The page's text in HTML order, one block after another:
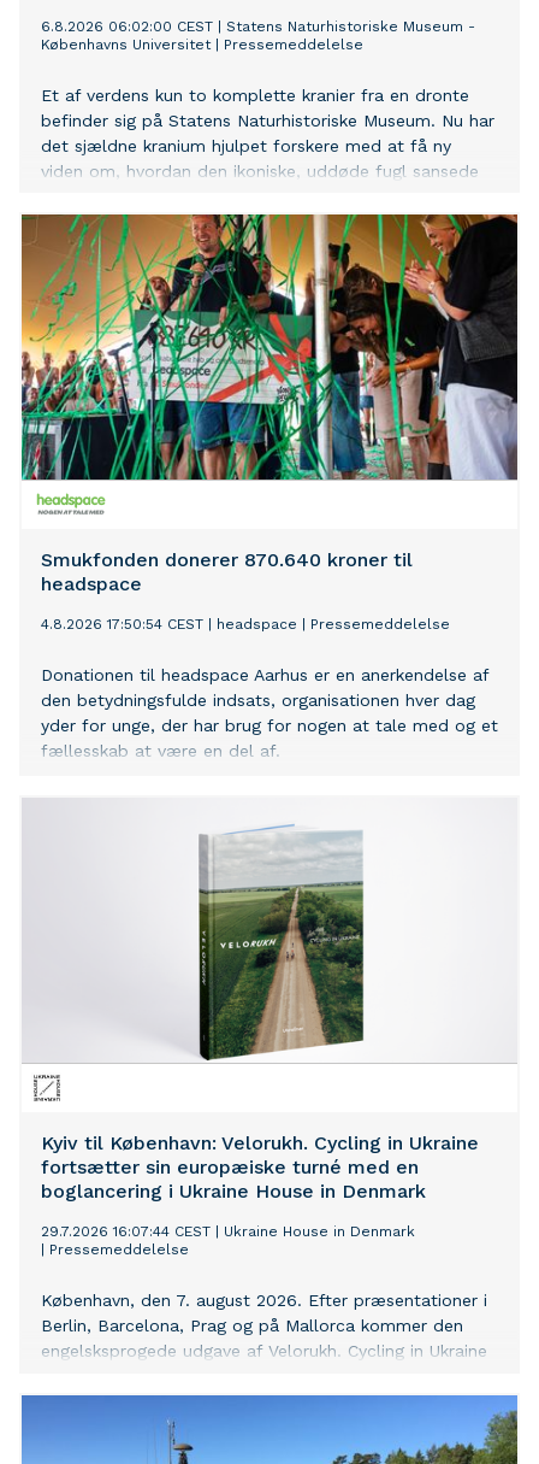
6.8.2026 06:02:00 CEST
Statens Naturhistoriske Museum -
Københavns Universitet| Pressemeddelelse
Et af verdens kun to komplette kranier fra en dronte
befinder sig på Statens Naturhistoriske Museum. Nu har
det sjældne kranium hjulpet forskere med at få ny
viden om, hvordan den ikoniske, uddøde fugl sansede
Smukfonden donerer 870.640 kroner til
headspace
4.8.2026 17:50:54 CEST headspace Pressemeddelelse
Donationen til headspace Aarhus er en anerkendelse af
den betydningsfulde indsats, organisationen hver dag
yder for unge, der har brug for nogen at tale med og et
fællesskab at være en del af.
Kyiv til København: Velorukh. Cycling in Ukraine
fortsætter sin europæiske turné med en
boglancering i Ukraine House in Denmark
29.7.2026 16:07:44 CEST
Ukraine House in Denmark
Pressemeddelelse
København, den 7. august 2026. Efter præsentationer i
Berlin, Barcelona, Prag og på Mallorca kommer den
engelsksprogede udgave af Velorukh. Cycling in Ukraine
Arrangementet finder sted i Ukraine House in Denmark,
en af Skandinaviens førende platforme for formidling af
moderne ukrainsk kultur til et internationalt publikum.